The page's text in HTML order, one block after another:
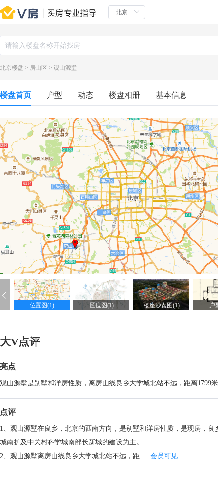
北京楼盘 > 房山区 > 观山源墅
楼盘首页 户型 动态 楼盘相册 基本信息
位置图(1) 区位图(1) 楼座沙盘图(1) 户
大V点评
亮点
观山源墅是别墅和洋房性质，离房山线良乡大学城北站不远，距离
点评
1、观山源墅在良乡，北京的西南方向，是别墅和洋房性质，是现房，
城南扩及中关村科学城南部长新城的建设为主。
2、观山源墅离房山线良乡大学城北站不远，距...
会员可见